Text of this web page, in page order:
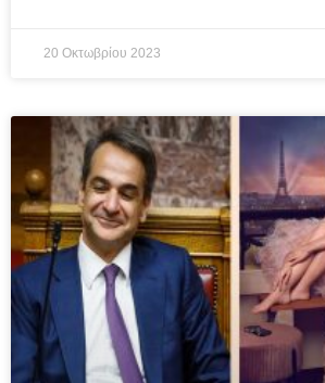
20 Οκτωβρίου 2023